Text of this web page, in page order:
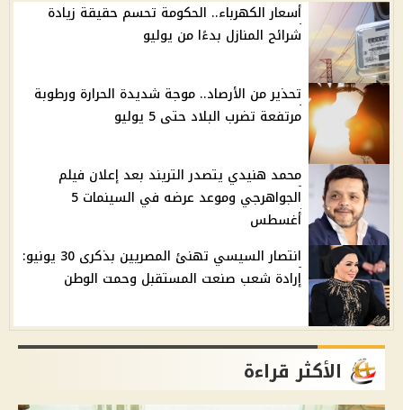
أسعار الكهرباء.. الحكومة تحسم حقيقة زيادة
شرائح المنازل بدءًا من يوليو
تحذير من الأرصاد.. موجة شديدة الحرارة ورطوبة
مرتفعة تضرب البلاد حتى 5 يوليو
محمد هنيدي يتصدر التريند بعد إعلان فيلم
الجواهرجي وموعد عرضه في السينمات 5
أغسطس
انتصار السيسي تهنئ المصريين بذكرى 30 يونيو:
إرادة شعب صنعت المستقبل وحمت الوطن
الأكثر قراءة